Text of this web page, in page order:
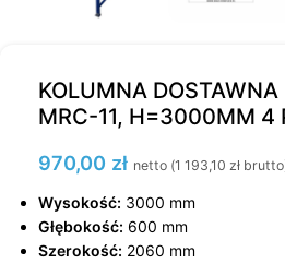
KOLUMNA DOSTAWNA
MRC-11, H=3000MM 4
970,00 zł netto (1 193,10 zł
Wysokość: 3000 mm
Głębokość: 600 mm
Szerokość: 2060 mm